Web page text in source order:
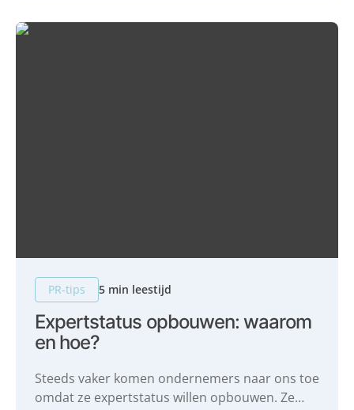
PR-tips 5 min leestijd
Expertstatus opbouwen: waarom
en hoe?
Steeds vaker komen ondernemers naar ons toe
omdat ze expertstatus willen opbouwen. Ze